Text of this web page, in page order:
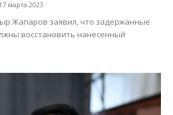
17 марта 2023
Жапаров заявил, что задержанные
восстановить нанесенный